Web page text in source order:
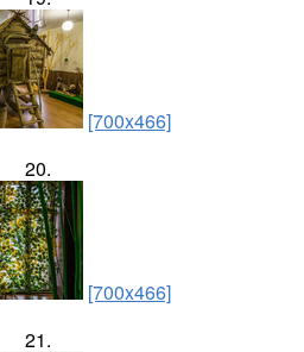
[700x466]
20.
[700x466]
21.